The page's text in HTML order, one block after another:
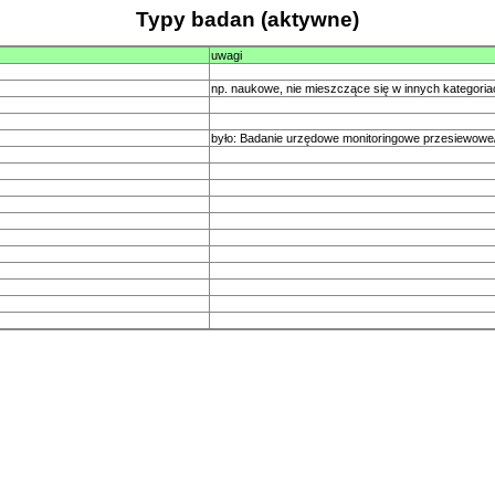
Typy badan (aktywne)
uwagi
np. naukowe, nie mieszczące się w innych
było: Badanie urzędowe monitoringowe